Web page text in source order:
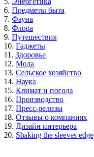
6. Предметы быта
7. Фауна
8. Флора
9. Путешествия
10. Гаджеты
11. Здоровье
12. Мода
13. Сельское хозяйство
14. Наука
15. Климат и погода
16. Производство
17. Пресс-релизы
18. Отзывы о компаниях
19. Дизайн интерьера
20. Shaking the sleeves edge